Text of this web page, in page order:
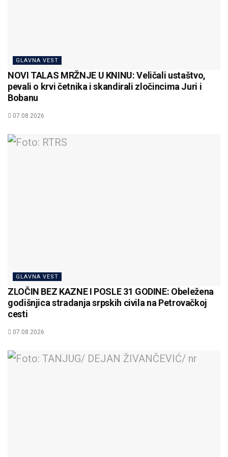
GLAVNA VEST
NOVI TALAS MRŽNJE U KNINU: Veličali ustaštvo,
pevali o krvi četnika i skandirali zločincima Juri i
Bobanu
07.08.2026
GLAVNA VEST
ZLOČIN BEZ KAZNE I POSLE 31 GODINE: Obeležena
godišnjica stradanja srpskih civila na Petrovačkoj
cesti
07.08.2026